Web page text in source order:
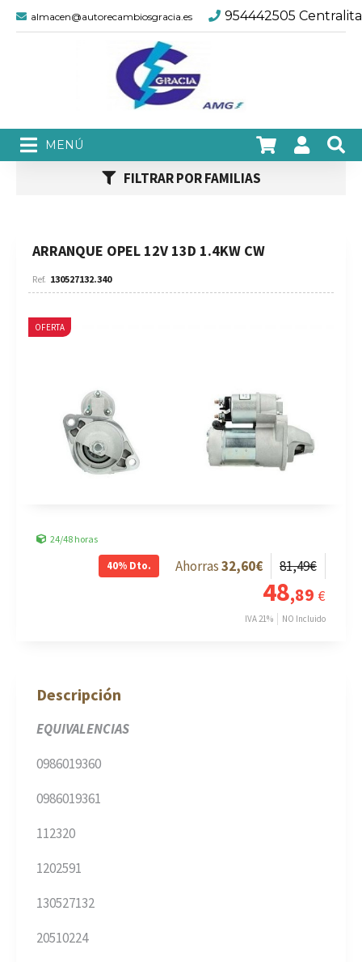
almacen@autorecambiosgracia.es 954442505 Centralita
FILTRAR POR FAMILIAS
ARRANQUE OPEL 12V 13D 1.4KW CW
130527132.340
OFERTA
24/48 horas
40% Dto. 32,60€ 81,49€
48,89 €
IVA 21% NO Incluido
Descripción
EQUIVALENCIAS
0986019360
0986019361
112320
1202591
130527132
20510224